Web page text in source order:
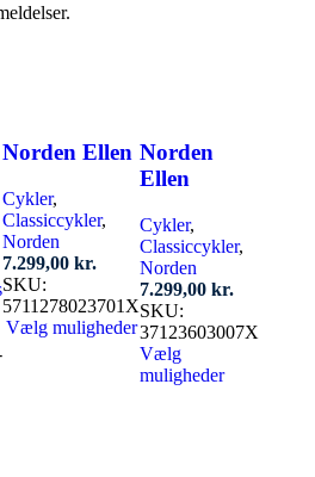
Norden Ellen
Cykler,
Classiccykler,
Norden
7.299,00 kr.
SKU:
5711278023701X
Vælg muligheder
Norden
Ellen
Cykler,
Classiccykler,
Norden
7.299,00 kr.
SKU:
37123603007X
Vælg
muligheder